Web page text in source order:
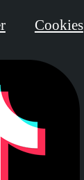
Cookies